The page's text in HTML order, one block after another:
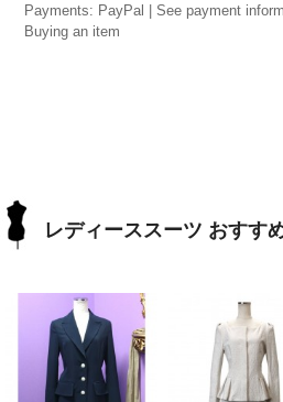
Payments: PayPal | See payment
Buying an item
レディーススーツ おすす